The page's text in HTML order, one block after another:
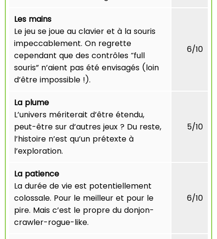
Les mains
Le jeu se joue au clavier et à la souris
impeccablement. On regrette
cependant que des contrôles “full
souris” n’aient pas été envisagés (loin
d’être impossible !).
6/10
La plume
L’univers mériterait d’être étendu,
peut-être sur d’autres jeux ? Du reste,
l’histoire n’est qu’un prétexte à
l’exploration.
5/10
La patience
La durée de vie est potentiellement
colossale. Pour le meilleur et pour le
pire. Mais c’est le propre du donjon-
crawler-rogue-like.
6/10